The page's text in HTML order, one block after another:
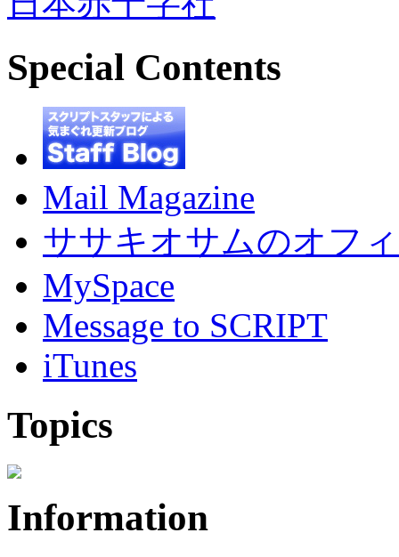
Special Contents
Mail Magazine
ササキオサムのオフ
MySpace
Message to SCRIPT
iTunes
Topics
Information